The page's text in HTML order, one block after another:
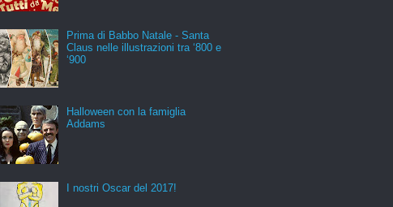
Prima di Babbo Natale - Santa
Claus nelle illustrazioni tra ‘800 e
‘900
Halloween con la famiglia
Addams
I nostri Oscar del 2017!